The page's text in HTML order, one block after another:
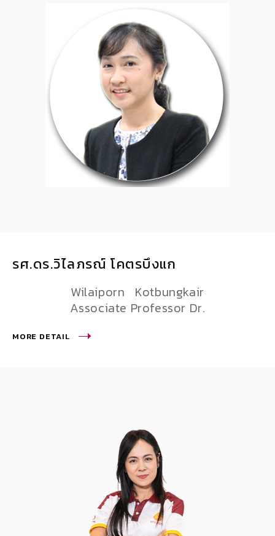
รศ.ดร.วิไลภรณ์ โคตรบึงแก
Wilaiporn Kotbungkair
Associate Professor Dr.
MORE DETAIL